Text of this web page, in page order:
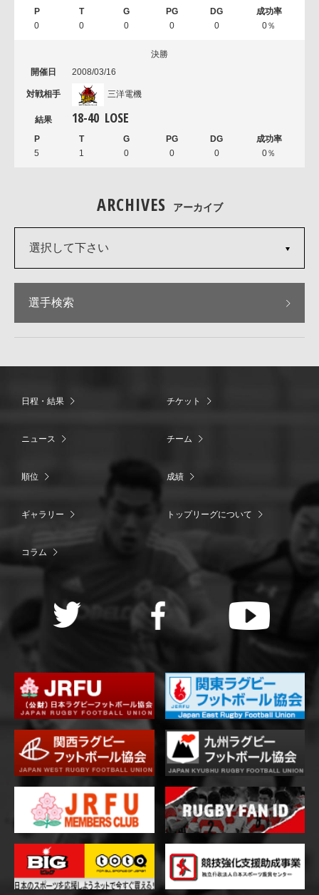
0 0 0 0 0 0％
決勝
2008/03/16
三洋電機
18-40 LOSE
5 1 0 0 0 0％
ARCHIVES アーカイブ
選択して下さい
選手検索
日程・結果 チケット
ニュース チーム
順位 成績
ギャラリー トップリーグについて
コラム